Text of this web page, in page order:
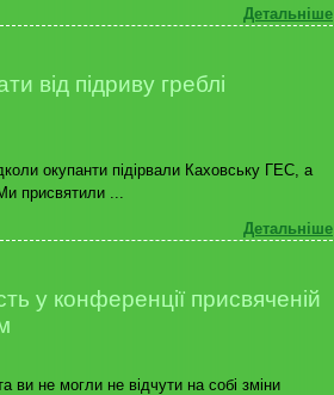
Детальніше
від підриву греблі
окупанти підірвали Каховську ГЕС, а
присвятили ...
Детальніше
у конференції присвяченій
ви не могли не відчути на собі зміни